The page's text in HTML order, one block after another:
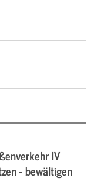
IV
- bewältigen